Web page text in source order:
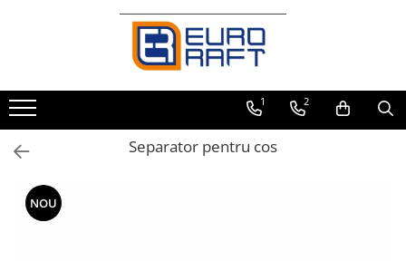
Refrigerare Comercială
Dulapuri Frigorifice 1 2
Separator pentru cos
NOU